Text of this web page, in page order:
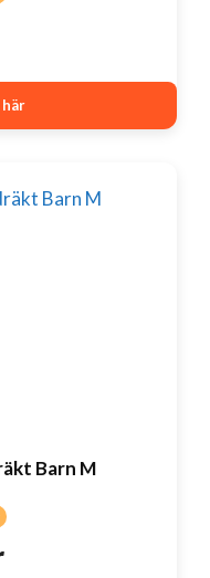
Barn M